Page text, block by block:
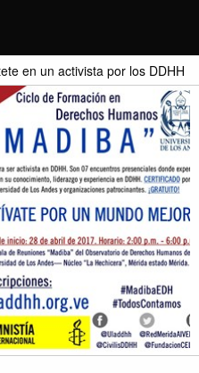
en un activista por los DDHH